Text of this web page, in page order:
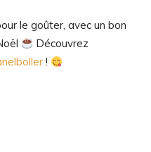
le goûter, avec un bon
Découvrez
!